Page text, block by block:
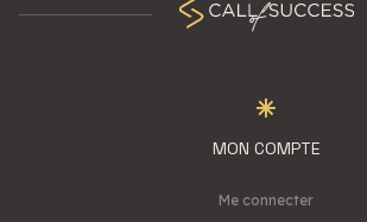
MON COMPTE
Me connecter